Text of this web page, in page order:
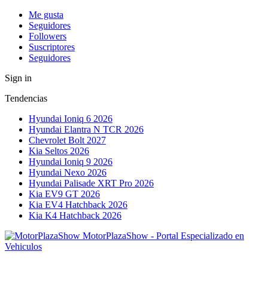
Me gusta
Seguidores
Followers
Suscriptores
Seguidores
Sign in
Tendencias
Hyundai Ioniq 6 2026
Hyundai Elantra N TCR 2026
Chevrolet Bolt 2027
Kia Seltos 2026
Hyundai Ioniq 9 2026
Hyundai Nexo 2026
Hyundai Palisade XRT Pro 2026
Kia EV9 GT 2026
Kia EV4 Hatchback 2026
Kia K4 Hatchback 2026
MotorPlazaShow - Portal Especializado en
Vehiculos